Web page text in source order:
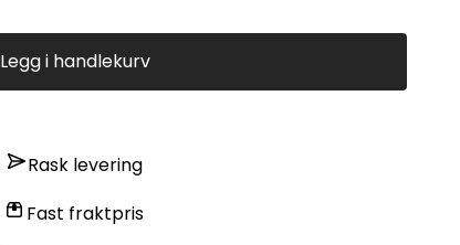
Legg i handlekurv
Rask levering
Fast fraktpris